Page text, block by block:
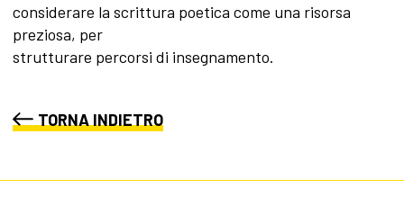
considerare la scrittura poetica come una risorsa
preziosa, per
strutturare percorsi di insegnamento.
TORNA INDIETRO